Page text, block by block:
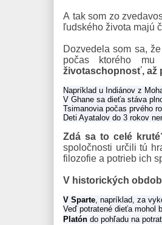
A tak som zo
ľudského života majú
Dozvedela som sa, že
počas ktorého mu
životaschopnosť, až
Napríklad u Indiánov z
V Ghane sa dieťa stáva
Tsimanovia počas prvého
Deti Ayatalov do 3 rokov
Zdá sa to celé
spoločnosti určili tú
filozofie a potrieb ich
V historických
V Sparte , napríklad, za
Veď potratené dieťa mohol
Platón do pohľadu na